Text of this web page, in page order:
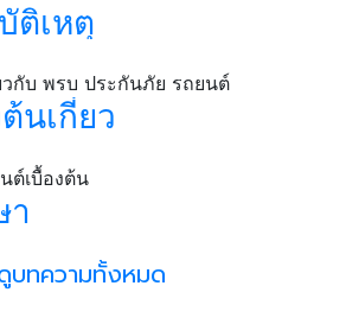
ติเหตุ
าง สิ่ง
นเกี่ยว
นภัย
า
น
บทความทั้งหมด